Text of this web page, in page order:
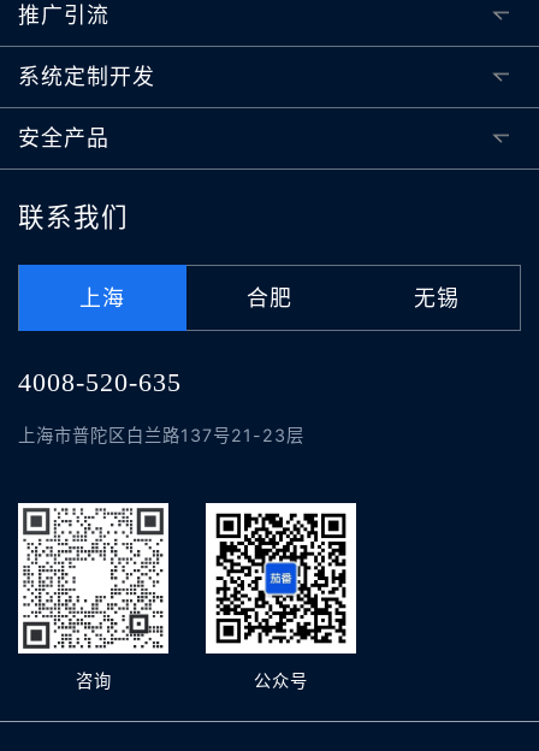
推广引流
系统定制开发
安全产品
联系我们
上海 合肥 无锡
4008-520-635
上海市普陀区白兰路137号21-23层
咨询 公众号